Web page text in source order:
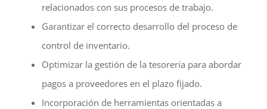
relacionados con sus procesos de trabajo.
Garantizar el correcto desarrollo del proceso de
control de inventario.
Optimizar la gestión de la tesorería para abordar
pagos a proveedores en el plazo fijado.
Incorporación de herramientas orientadas a